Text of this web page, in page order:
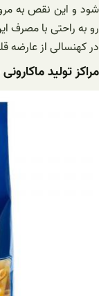
شود و این نقص به
رو به راحتی با مصرف
در کهنسالی از عارضه
مراکز تولید